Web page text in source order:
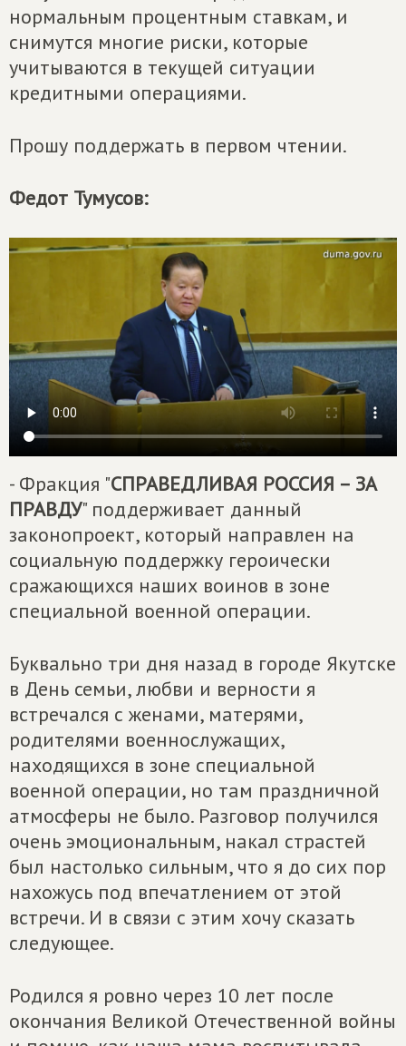
нормальным процентным ставкам, и
снимутся многие риски, которые
учитываются в текущей ситуации
кредитными операциями.
Прошу поддержать в первом чтении.
Федот Тумусов:
- Фракция "СПРАВЕДЛИВАЯ РОССИЯ – ЗА
ПРАВДУ" поддерживает данный
законопроект, который направлен на
социальную поддержку героически
сражающихся наших воинов в зоне
специальной военной операции.
Буквально три дня назад в городе Якутске
в День семьи, любви и верности я
встречался с женами, матерями,
родителями военнослужащих,
находящихся в зоне специальной
военной операции, но там праздничной
атмосферы не было. Разговор получился
очень эмоциональным, накал страстей
был настолько сильным, что я до сих пор
нахожусь под впечатлением от этой
встречи. И в связи с этим хочу сказать
следующее.
Родился я ровно через 10 лет после
окончания Великой Отечественной войны